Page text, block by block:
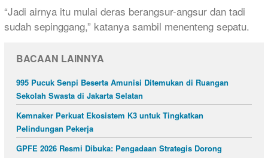
“Jadi airnya itu mulai deras berangsur-angsur dan tadi
sudah sepinggang,” katanya sambil menenteng sepatu.
BACAAN LAINNYA
995 Pucuk Senpi Beserta Amunisi Ditemukan di Ruangan
Sekolah Swasta di Jakarta Selatan
Kemnaker Perkuat Ekosistem K3 untuk Tingkatkan
Pelindungan Pekerja
GPFE 2026 Resmi Dibuka: Pengadaan Strategis Dorong